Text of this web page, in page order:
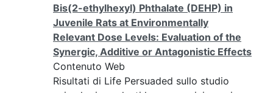
Bis(2-ethylhexyl) Phthalate (DEHP) in
Juvenile Rats at Environmentally
Relevant Dose Levels: Evaluation of the
Synergic, Additive or Antagonistic Effects
Contenuto Web
Risultati di Life Persuaded sullo studio